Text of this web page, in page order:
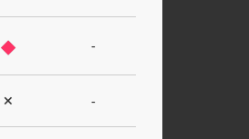
◆ -
✕ -